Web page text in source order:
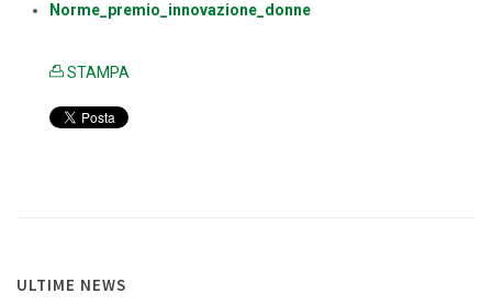
Norme_premio_innovazione_donne
STAMPA
ULTIME NEWS